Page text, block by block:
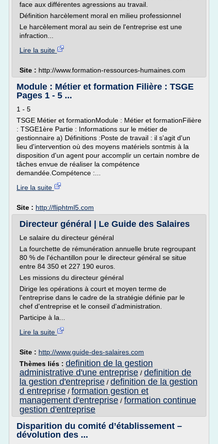
face aux différentes agressions au travail.
Définition harcèlement moral en milieu professionnel
Le harcèlement moral au sein de l'entreprise est une
infraction...
Lire la suite
Site : http://www.formation-ressources-humaines.com
Module : Métier et formation Filière : TSGE
Pages 1 - 5 ...
1 - 5
TSGE Métier et formationModule : Métier et formationFilière
: TSGE1ère Partie : Informations sur le métier de
gestionnaire a) Définitions :Poste de travail : il s'agit d'un
lieu d'intervention où des moyens matériels sontmis à la
disposition d'un agent pour accomplir un certain nombre de
tâches envue de réaliser la compétence
demandée.Compétence :...
Lire la suite
Site : http://fliphtml5.com
Directeur général | Le Guide des Salaires
Le salaire du directeur général
La fourchette de rémunération annuelle brute regroupant
80 % de l'échantillon pour le directeur général se situe
entre 84 350 et 227 190 euros.
Les missions du directeur général
Dirige les opérations à court et moyen terme de
l'entreprise dans le cadre de la stratégie définie par le
chef d'entreprise et le conseil d'administration.
Participe à la...
Lire la suite
Site : http://www.guide-des-salaires.com
Thèmes liés : definition de la gestion
administrative d'une entreprise / definition de
la gestion d'entreprise / definition de la gestion
d entreprise / formation gestion et
management d'entreprise / formation continue
gestion d'entreprise
Disparition du comité d’établissement –
dévolution des ...